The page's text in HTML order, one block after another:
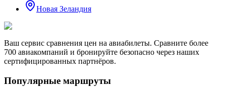
Новая Зеландия
Ваш сервис сравнения цен на авиабилеты. Сравните более
700 авиакомпаний и бронируйте безопасно через наших
сертифицированных партнёров.
Популярные маршруты